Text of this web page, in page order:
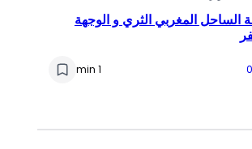
الساحل المغربي الثري و الوجهة
0
1 min